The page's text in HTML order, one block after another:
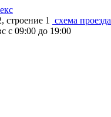
1
схема проезда
с 09:00 до 19:00